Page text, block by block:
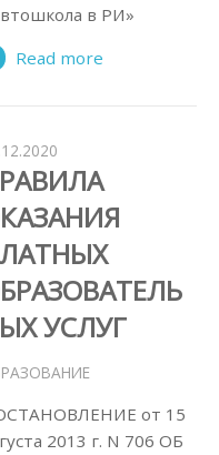
в РИ»
Read more
УСЛУГ
от 15
2013 г. N 706 ОБ